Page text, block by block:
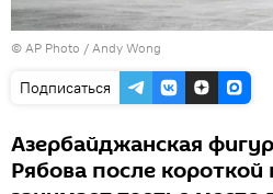
© AP Photo / Andy Wong
Подписаться
Азербайджанская
Рябова после